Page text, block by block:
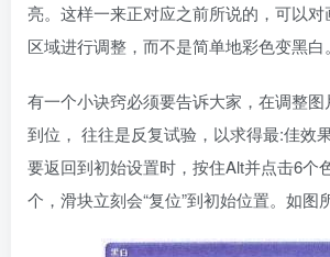
亮。这样一来正对应之前所说的，可以
区域进行调整，而不是简单地彩色变黑白。
有一个小诀窍必须要告诉大家，在调整
到位， 往往是反复试验，以求得最:佳效
要返回到初始设置时，按住Alt并点击6个
个，滑块立刻会“复位”到初始位置。如图